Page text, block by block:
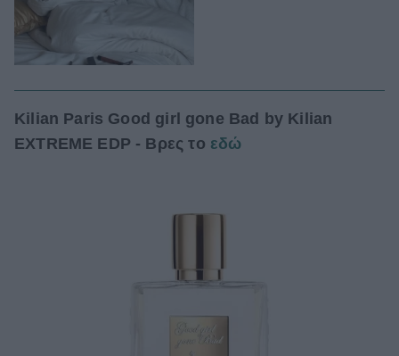
Kilian Paris Good girl gone Bad by Kilian
EXTREME EDP - Βρες το εδώ